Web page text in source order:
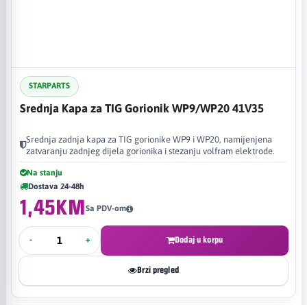
STARPARTS
Srednja Kapa za TIG Gorionik WP9/WP20 41V35
Srednja zadnja kapa za TIG gorionike WP9 i WP20, namijenjena
zatvaranju zadnjeg dijela gorionika i stezanju volfram elektrode.
Na stanju
Dostava 24-48h
1,45KMSa PDV-om
- + Dodaj u korpu
Brzi pregled